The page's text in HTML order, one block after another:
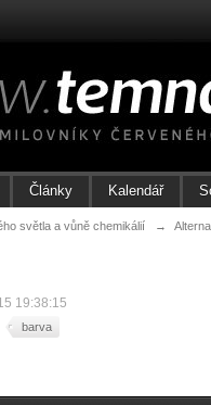
Články Kalendář
světla a vůně chemikálií →
19:38:15
barva